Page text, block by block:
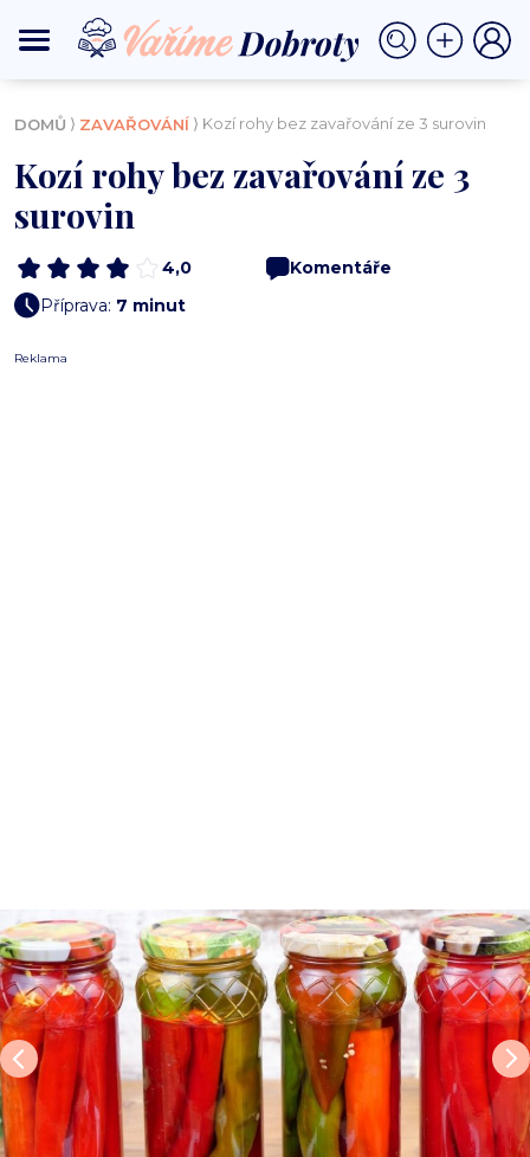
DOMŮ ⟩ ZAVAŘOVÁNÍ ⟩ Kozí rohy bez zavařování ze 3 surovin
Kozí rohy bez zavařování ze 3
surovin
4,0
Komentáře
Příprava: 7 minut
Reklama